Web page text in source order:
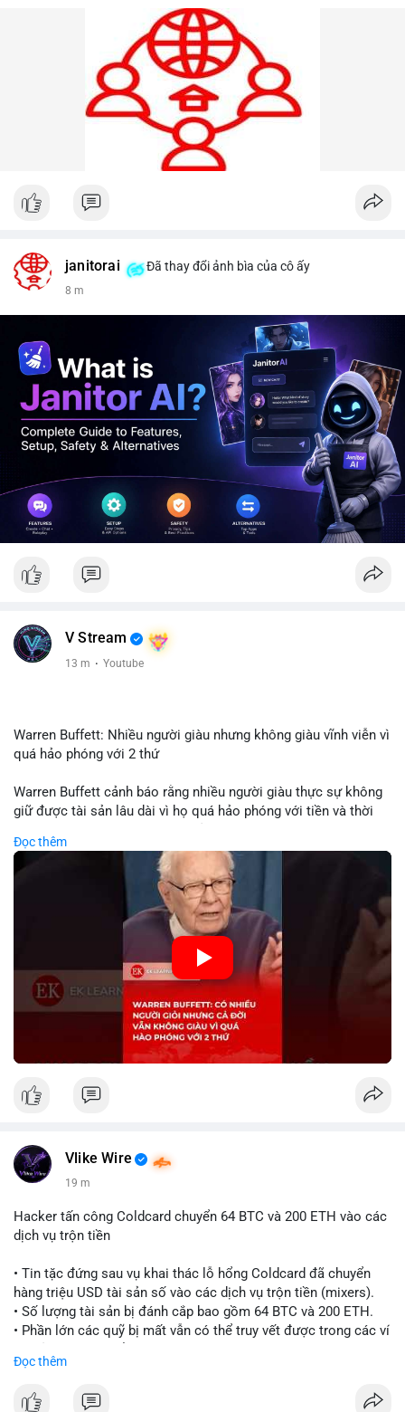
janitorai Đã thay đổi ảnh bìa của cô ấy
8 m
V Stream
13 m · Youtube
Warren Buffett: Nhiều người giàu nhưng không giàu vĩnh viễn vì
quá hảo phóng với 2 thứ
Warren Buffett cảnh báo rằng nhiều người giàu thực sự không
giữ được tài sản lâu dài vì họ quá hảo phóng với tiền và thời
nhuận tái đầu tư và suy giảm sức mạnh tăng trưởng danh mục.
Đối với nhà đầu tư crypto, giữ lại lợi nhuận để tái đầu tư vào
dự án tiềm năng quan trọng hơn chia sẻ quá mức. Cân bằng
đóng góp xã hội và bảo vệ tài sản giúp nhà đầu tư đạt được
bền vững tài chính mà Buffett đề cao.
🎥 Xem video trực tiếp tại:
Nguồn: KIEN THUC KINH TE
Đọc thêm
Vlike Wire
19 m
Hacker tấn công Coldcard chuyển 64 BTC và 200 ETH vào các
dịch vụ trộn tiền
• Tin tặc đứng sau vụ khai thác lỗ hổng Coldcard đã chuyển
hàng triệu USD tài sản số vào các dịch vụ trộn tiền (mixers).
• Số lượng tài sản bị đánh cắp bao gồm 64 BTC và 200 ETH.
• Phần lớn các quỹ bị mất vẫn có thể truy vết được trong các ví
#cryptonews
Đọc thêm